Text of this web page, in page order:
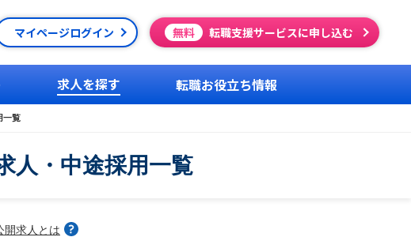
マイページログイン 無料 転職支援サービスに申し込む
求人を探す 転職お役立ち情報
一覧
人・中途採用一覧
開求人とは